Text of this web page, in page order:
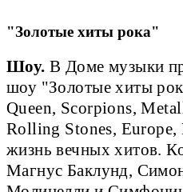
"Золотые хиты рока"
Шоу.В Доме музыки
шоу "Золотые хиты
Queen, Scorpions,
Rolling Stones, Europe,
жизнь вечных хитов.
Магнус Баклунд,